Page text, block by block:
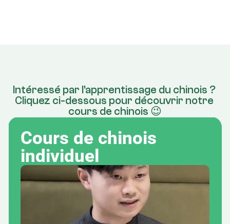
Intéressé par l'apprentissage du chinois ?
Cliquez ci-dessous pour découvrir notre
cours de chinois 😉
Cours de chinois
individuel